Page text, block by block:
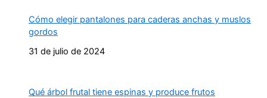
Cómo elegir pantalones para caderas anchas y muslos
gordos
31 de julio de 2024
Qué árbol frutal tiene espinas y produce frutos